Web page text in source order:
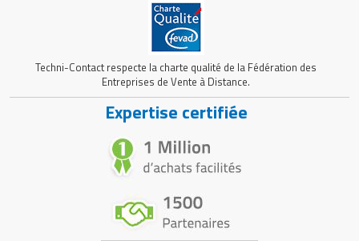
Techni-Contact respecte la charte qualité de la Fédération des
Entreprises de Vente à Distance.
Expertise certifiée